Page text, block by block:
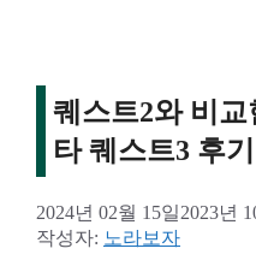
퀘스트2와 비교
타 퀘스트3 후기
2024년 02월 15일2023년
작성자: 노라보자